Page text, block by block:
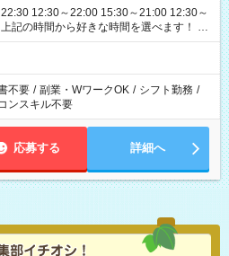
12:30～22:00 15:30～21:00 12:30～
性があります
不要 / 副業・WワークOK / シフト勤務 /
ンスキル不要
応募する 詳細へ